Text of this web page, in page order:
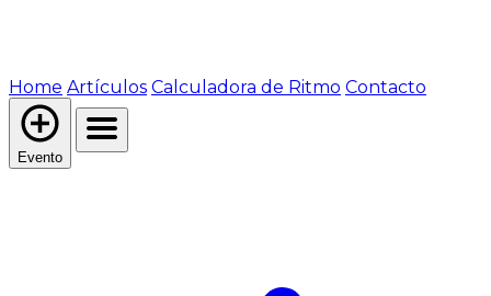
Home Artículos Calculadora de Ritmo Contacto
Evento